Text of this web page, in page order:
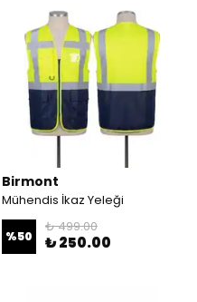
Birmont
Mühendis İkaz Yeleği
%50
₺ 499.00
₺ 250.00